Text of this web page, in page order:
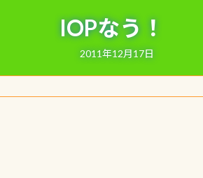
IOPなう！
2011年12月17日